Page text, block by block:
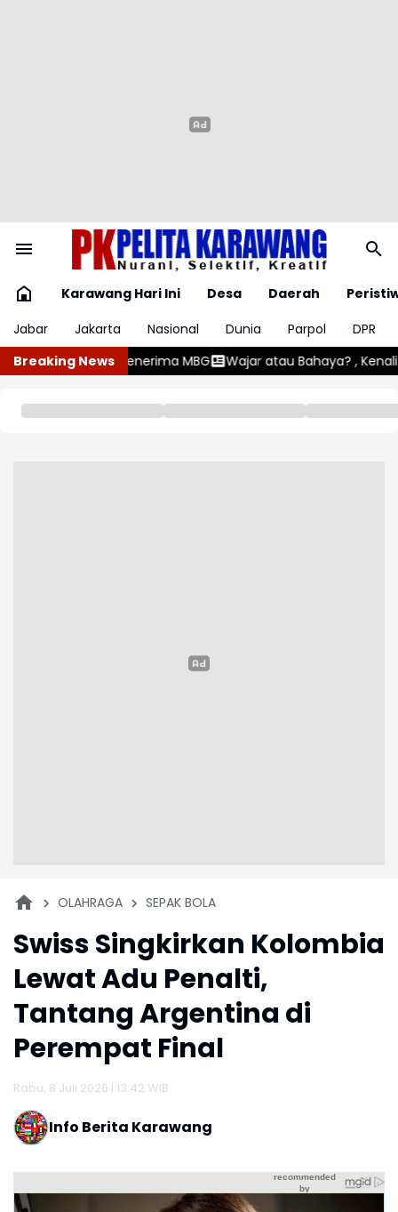
Karawang Hari Ini Desa Daerah
Jabar
Jakarta Nasional Dunia Parpol
DPR
Breaking News
Wajar atau Bahaya? , Kenali 5 Penyebab Gumoh pada Bayi
OLAHRAGA SEPAK BOLA
Swiss Singkirkan Kolombia
Lewat Adu Penalti,
Tantang Argentina di
Perempat Final
Rabu, 8 Juli 2026 | 13:42 WIB
Info Berita Karawang